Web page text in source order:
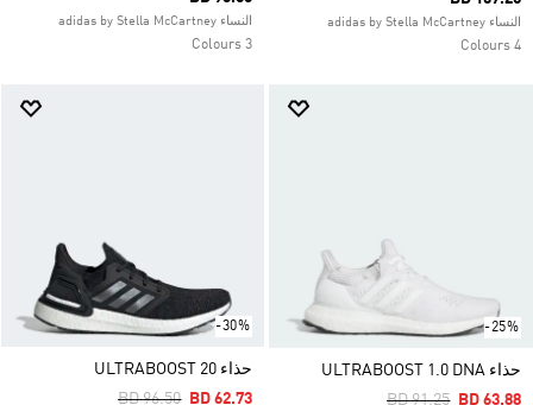
النساء adidas by Stella McCartney
4 Colours
النساء adidas by Stella McCartney
3 Colours
-25%
حذاء ULTRABOOST 1.0 DNA
Price Reduced
BD 91.25ToBD 63.88
-30%
حذاء ULTRABOOST 20
Price Reduced From
BD 96.50ToBD 62.73